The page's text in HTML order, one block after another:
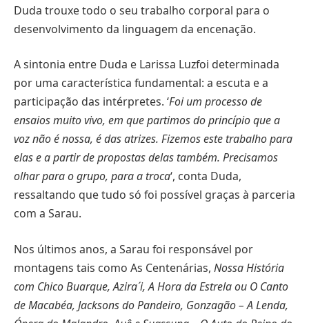
Duda trouxe todo o seu trabalho corporal para o
desenvolvimento da linguagem da encenação.
A sintonia entre Duda e Larissa Luzfoi determinada
por uma característica fundamental: a escuta e a
participação das intérpretes. ‘Foi um processo de
ensaios muito vivo, em que partimos do princípio que a
voz não é nossa, é das atrizes. Fizemos este trabalho para
elas e a partir de propostas delas também. Precisamos
olhar para o grupo, para a troca‘, conta Duda,
ressaltando que tudo só foi possível graças à parceria
com a Sarau.
Nos últimos anos, a Sarau foi responsável por
montagens tais como As Centenárias, Nossa História
com Chico Buarque, Azira´i, A Hora da Estrela ou O Canto
de Macabéa, Jacksons do Pandeiro, Gonzagão – A Lenda,